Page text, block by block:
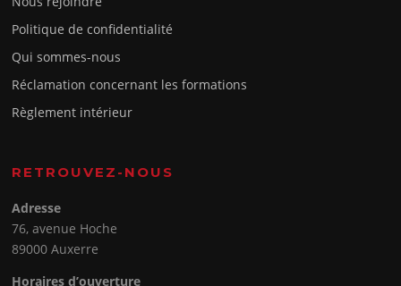
Politique de confidentialité
Qui sommes-nous
Réclamation concernant les formations
Règlement intérieur
RETROUVEZ-NOUS
Adresse
76, avenue Hoche
89000 Auxerre
Horaires d’ouverture